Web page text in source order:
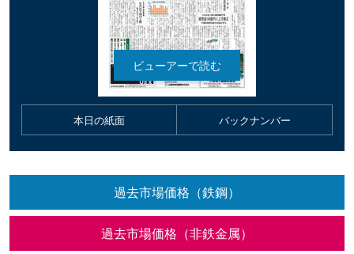
本日の紙面 バックナンバー
過去市場価格（鉄鋼）
過去市場価格（非鉄金属）